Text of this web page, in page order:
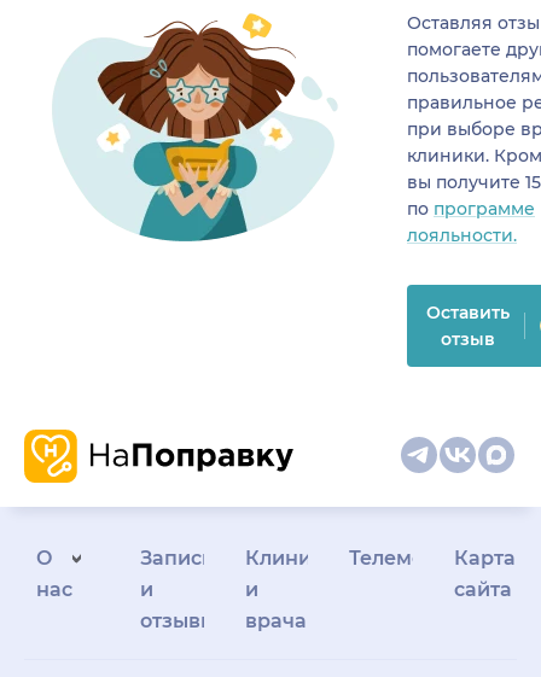
Оставляя
помогаете
правильное
при выборе
клиники.
вы получите
по программе
лояльности.
Оставить
отзыв
О
нас
Запись
и
отзывы
Клиникам
и
врачам
Телемедицина
Карта
сайта